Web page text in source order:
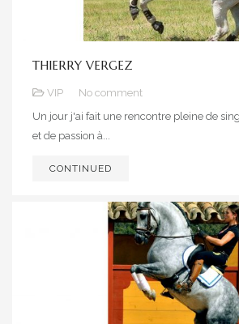
THIERRY VERGEZ
VIP
No comment
Un jour j'ai fait une rencontre pleine de
et de passion à...
CONTINUED